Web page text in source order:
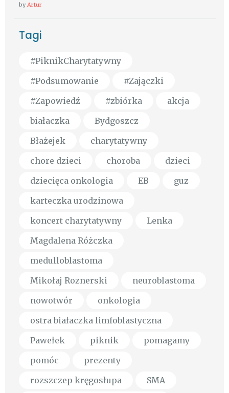
byArtur
Tagi
#PiknikCharytatywny
#Podsumowanie
#Zajączki
#Zapowiedź
#zbiórka
akcja
białaczka
Bydgoszcz
Błażejek
charytatywny
chore dzieci
choroba
dzieci
dziecięca onkologia
EB
guz
karteczka urodzinowa
koncert charytatywny
Lenka
Magdalena Różczka
medulloblastoma
Mikołaj Roznerski
neuroblastoma
nowotwór
onkologia
ostra białaczka limfoblastyczna
Pawełek
piknik
pomagamy
pomóc
prezenty
rozszczep kręgosłupa
SMA